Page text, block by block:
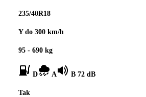
235/40R18
Y do 300 km/h
95 - 690 kg
D A B 72 dB
Tak